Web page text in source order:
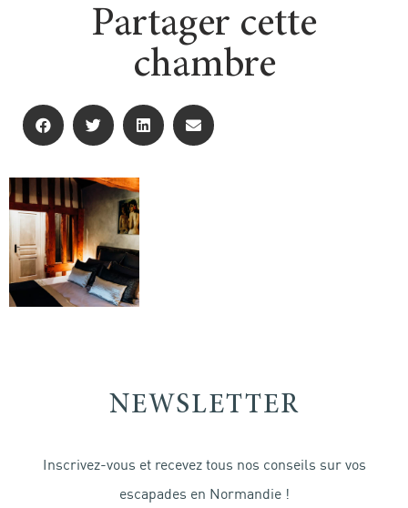
Partager cette
chambre
NEWSLETTER
Inscrivez-vous et recevez tous nos conseils sur vos
escapades en Normandie !